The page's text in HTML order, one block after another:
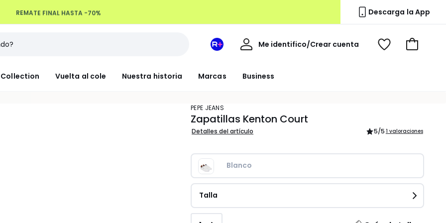
REMATE FINAL HASTA -70% Descarga la App
Collection Vuelta al cole Nuestra historia Marcas Business
Mi
Redoute
Me identifico/Crear cuenta
Mi
Ver
Ir
PEPE JEANS
Zapatillas Kenton Court
Detalles del artículo 5/5 1 valoraciones
Blanco
Talla